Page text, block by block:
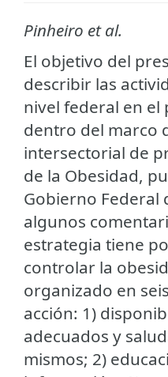
Pinheiro et al.
El objetivo del
describir las
nivel federal en el
dentro del marco
intersectorial de
de la Obesidad,
Gobierno Federal
algunos
estrategia tiene
controlar la
organizado en
acción: 1)
adecuados y
mismos; 2)